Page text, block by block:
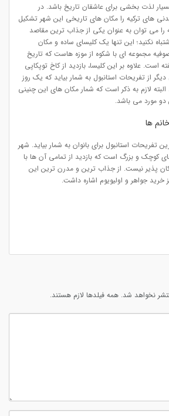
لذت بخشی برای عاشقان تاریخ باشد. در
های ترکیه را مکان های تاریخی این شهر تشکیل
را می توان به عنوان یکی از جذاب ترین مقاصد
نکنید؛ این تنها یک کلیسای ساده و مکان
مجموعه ای با شکوه از موزه هاست که تاریخ
است. علاوه بر این کلیسا، بازدید از کاخ توپکاپی
از تفریحات استانبول به شمار بیاید که یک روز
لازم به ذکر است که شمار مکان های این چنینی
دو مورد می باشد.
ها
تفریحات استانبول برای بانوان به شمار بیاید. شهر
کوچک و بزرگ است که بازدید از تمامی آن ها با
پذیر نیست. از جذاب ترین و مدرن ترین این
خرید جواهر و اولیویوم اشاره داشت.
نخواهد شد. همه فیلدها لازم هستند.